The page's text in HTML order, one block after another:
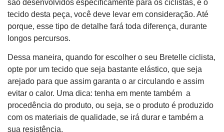
são desenvolvidos especificamente para os ciclistas, e o
tecido desta peça, você deve levar em consideração. Até
porque, esse tipo de detalhe fará toda diferença, durante
longos percursos.
Dessa maneira, quando for escolher o seu Bretelle ciclista,
opte por um tecido que seja bastante elástico, que seja
arejado para que assim garanta o ar circulando e assim
evitar o calor. Uma dica: tenha em mente também a
procedência do produto, ou seja, se o produto é produzido
com os materiais de qualidade, se irá durar e também a
sua resistência.